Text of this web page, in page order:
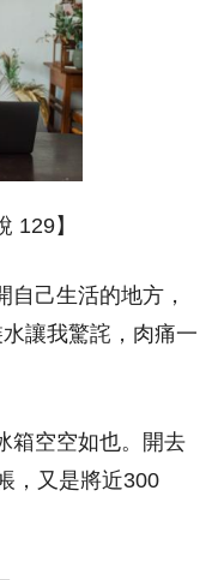
129】
自己生活的地方，
讓我驚詫，肉痛一
箱空空如也。開去
，又是將近300